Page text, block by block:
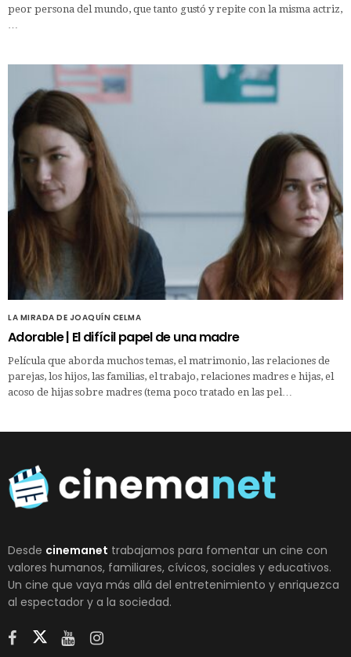
peor persona del mundo, que tanto gustó y repite con la misma actriz,
LA MIRADA DE JOAQUÍN CELMA
Adorable | El difícil papel de una madre
Película que aborda muchos temas, el matrimonio, las relaciones de
parejas, los hijos, las familias, el trabajo, relaciones madres e hijas, el
acoso de hijas sobre madres (tema poco tratado en las pel…
Desde cinemanet trabajamos para fomentar un cine con
valores humanos, familiares, cívicos, sociales y educativos.
Un cine que vaya más allá del entretenimiento y enriquezca
al espectador y a la sociedad.